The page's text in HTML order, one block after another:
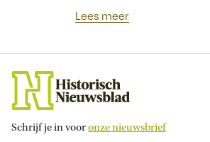
Lees meer
Schrijf je in vooronze nieuwsbrief